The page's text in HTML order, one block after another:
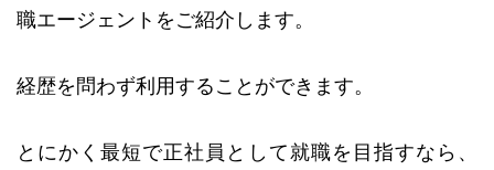
職エージェントをご紹介します。
経歴を問わず利用することができます。
とにかく最短で正社員として就職を目指すなら、